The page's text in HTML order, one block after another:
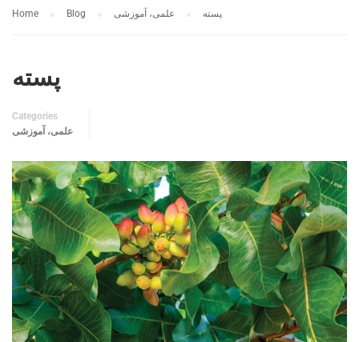
Home Blog علمی، آموزشی پسته
پسته
Categories
علمی، آموزشی